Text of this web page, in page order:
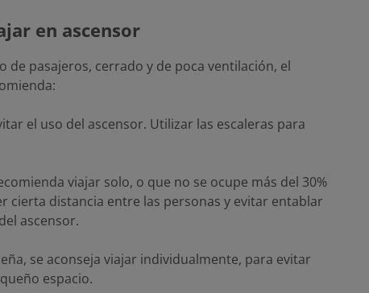
en ascensor
de pasajeros, cerrado y de poca ventilación, el
el uso del ascensor. Utilizar las escaleras para
viajar solo, o que no se ocupe más del 30%
cierta distancia entre las personas y evitar entablar
ascensor.
se aconseja viajar individualmente, para evitar
espacio.